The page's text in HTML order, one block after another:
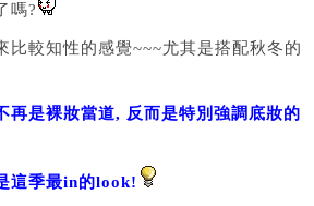
嗎?
比較知性的感覺~~~尤其是搭配秋冬的
再是裸妝當道, 反而是特別強調底妝的
這季最in的look!